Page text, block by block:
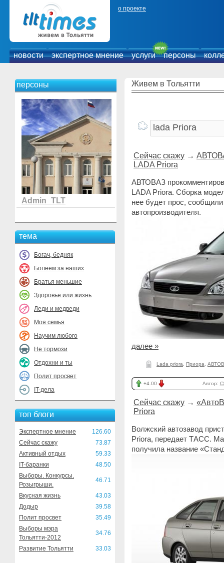
о проекте
новости экспертное мнение услуги персоны
персоны
Admin_TLT
тема
Богач, бедняк
Болеем за наших
Братья меньшие
Здоровье или жизнь
Леди и медведи
Моя семья
Научим любого
Не тормози
Отдохни и ты
Полит просвет
IT-дела
топ блоги
Экспертное мнение
126.60
Сейчас скажу
73.87
Активный отдых
59.33
IT-баранки
48.50
Выборы. Конкурсы.
Розыгрыши.
46.71
Вкусная жизнь
43.03
Додыр
39.58
Полит просвет
35.49
Выборы мэра
Тольятти-2012
34.76
Развитие Тольятти 33.03
Живем в Тольятти
Сейчас скажу →
LADA Priora
АВТОВАЗ
LADA Priora. Сборка
нее будет прос,
автопроизводителя.
далее »
Lada priora Приора
+4.00 Автор:
Сейчас скажу →
Priora
Волжский автозавод
Priora, передает ТАСС.
получила название